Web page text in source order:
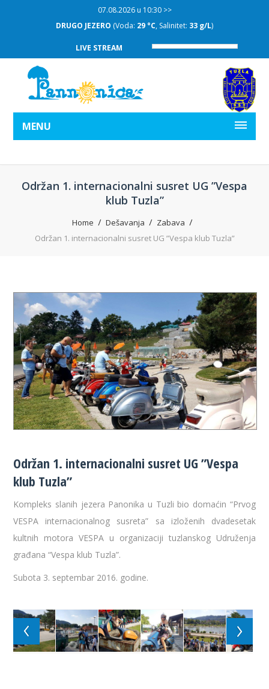
07.08.2026 u 10:30 >>
DRUGO JEZERO (Voda: 29 °C, Salinitet: 33 g/L)
LIVE STREAM
MENU
Održan 1. internacionalni susret UG ”Vespa
klub Tuzla”
Home Dešavanja
Zabava
Održan 1. internacionalni susret UG ”Vespa klub Tuzla”
Održan 1. internacionalni susret UG ”Vespa
klub Tuzla”
Kompleks slanih jezera Panonika u Tuzli bio domaćin “Prvog
VESPA internacionalnog susreta” sa izloženih dvadesetak
kultnih motora VESPA u organizaciji tuzlanskog Udruženja
građana “Vespa klub Tuzla”.
Subota 3. septembar 2016. godine.